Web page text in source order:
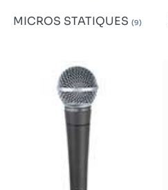
MICROS STATIQUES (9)